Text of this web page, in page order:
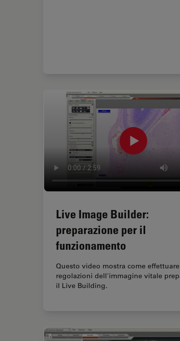
Live Image Builder:
preparazione per il
funzionamento
Questo video mostra come
regolazioni dell'immagine vitale
il Live Building.